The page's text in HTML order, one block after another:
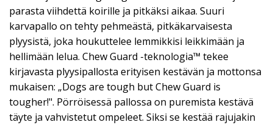
parasta viihdettä koirille ja pitkäksi aikaa. Suuri
karvapallo on tehty pehmeästä, pitkäkarvaisesta
plyysistä, joka houkuttelee lemmikkisi leikkimään ja
hellimään lelua. Chew Guard -teknologia™ tekee
kirjavasta plyysipallosta erityisen kestävän ja mottonsa
mukaisen: „Dogs are tough but Chew Guard is
tougher!". Pörröisessä pallossa on puremista kestävä
täyte ja vahvistetut ompeleet. Siksi se kestää rajujakin